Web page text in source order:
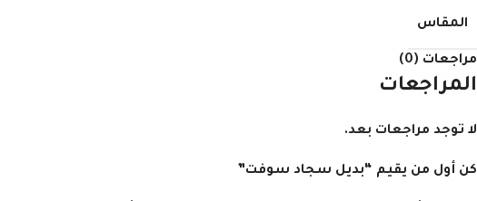
المقاس
مراجعات (0)
المراجعات
لا توجد مراجعات بعد.
كن أول من يقيم “بديل سجاد سوفت”